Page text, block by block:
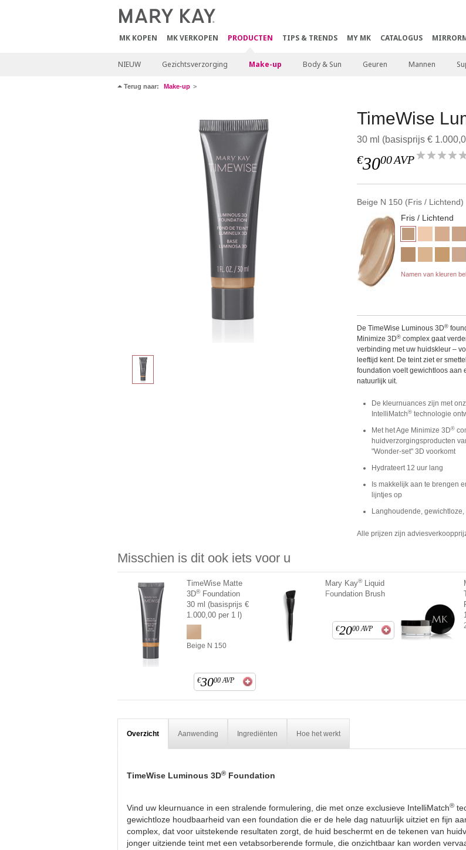
MK KOPEN MK VERKOPEN PRODUCTEN TIPS & TRENDS MY MK CATALOGUS
NIEUW Gezichtsverzorging Make-up Body & Sun Geuren Mannen
Terug naar: Make-up
TimeWise
30 ml (basisprijs €
€3000AVP
Beige N 150 (Fris / Lichtend)
Fris / Lichtend
Namen van kleuren
De TimeWise Luminous 3D®
Minimize 3D® complex gaat
verbinding met uw huidskleur –
leeftijd kent. De teint ziet er
foundation voelt gewichtloos aan
natuurlijk uit.
De kleurnuances zijn met
IntelliMatch®technologie
Met het Age Minimize 3D®
huidverzorgingsproducten
"Wonder-set" 3D voorkomt
Hydrateert 12 uur lang
Is makkelijk aan te brengen
lijntjes op
Langhoudende,
Alle prijzen zijn
Misschien is dit ook iets voor u
TimeWise Matte
3D®Foundation
30 ml (basisprijs €
1.000,00 per 1 l)
Beige N 150
€3000 AVP
Mary Kay®Liquid
Foundation Brush
€2000 AVP
Overzicht Aanwending Ingrediënten Hoe het werkt
TimeWise Luminous 3D®Foundation
Vind uw kleurnuance in een stralende formulering, die met onze exclusieve IntelliMatch®
gewichtloze houdbaarheid van een foundation die er de hele dag natuurlijk uitziet en fijn
complex, dat voor uitstekende resultaten zorgt, de huid beschermt en de tekenen van
jonger uitziende teint met een vetabsorberende formule, die onzichtbaar kan worden